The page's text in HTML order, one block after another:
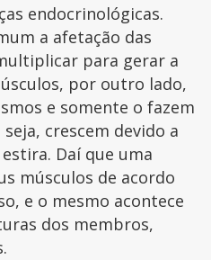
endocrinológicas.
a afetação das
para gerar a
por outro lado,
e somente o fazem
crescem devido a
Daí que uma
músculos de acordo
e o mesmo acontece
dos membros,